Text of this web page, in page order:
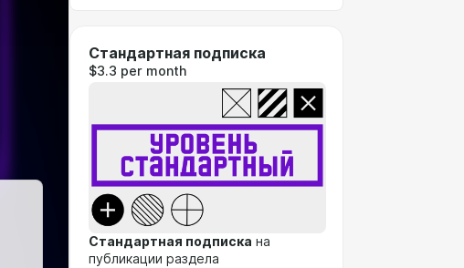
Стандартная подписка
$3.3 per month
Стандартная подписка на
публикации раздела